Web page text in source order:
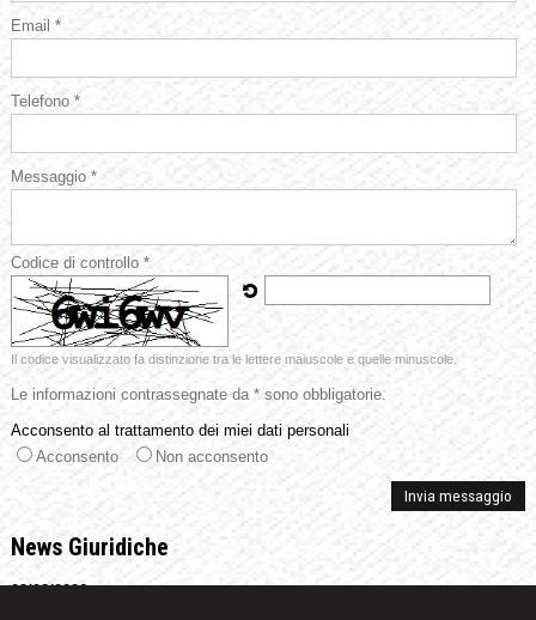
Email *
Telefono *
Messaggio *
Codice di controllo *
Il codice visualizzato fa distinzione tra le lettere maiuscole e quelle minuscole.
Le informazioni contrassegnate da * sono obbligatorie.
Acconsento al trattamento dei miei dati personali
Acconsento
Non acconsento
News Giuridiche
08/08/2026